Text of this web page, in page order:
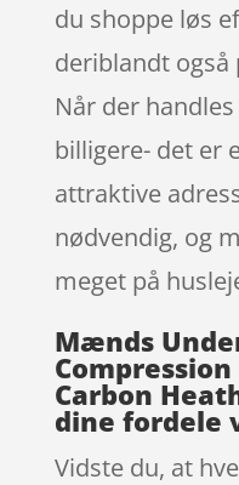
du shoppe løs
deriblandt også
Når der
billigere- det er
attraktive
nødvendig, og
meget på
Mænds
Compression
Carbon
dine fordele
Vidste du, at